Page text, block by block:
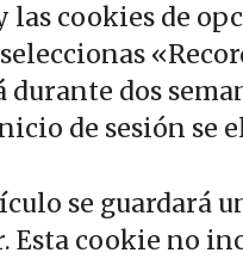
las cookies de
dos
de sesión se
se guardará
Esta cookie no